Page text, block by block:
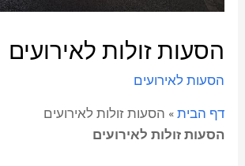
הסעות זולות לאירועים
הסעות לאירועים
דף הבית» הסעות זולות לאירועים
הסעות זולות לאירועים